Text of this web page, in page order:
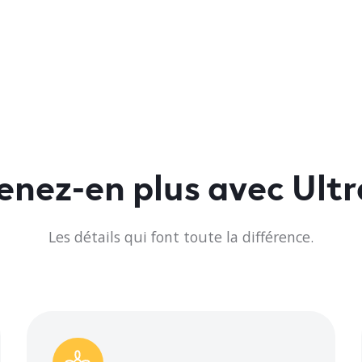
x 9,21 x 13,27
en plus avec
Les détails qui font toute la différence.